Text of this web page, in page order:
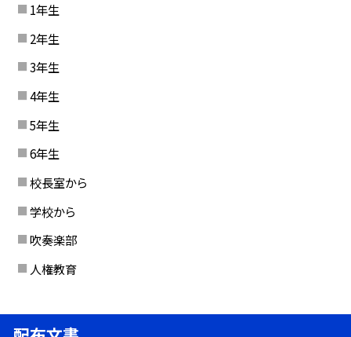
1年生
2年生
3年生
4年生
5年生
6年生
校長室から
学校から
吹奏楽部
人権教育